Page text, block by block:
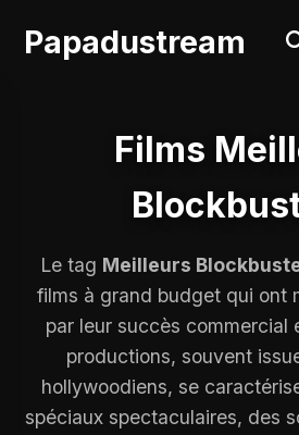
Papadustream
Films
Le tag Meilleurs
films à grand budget qui ont
par leur succès commercial
productions, souvent
hollywoodiens, se
spéciaux spectaculaires, des